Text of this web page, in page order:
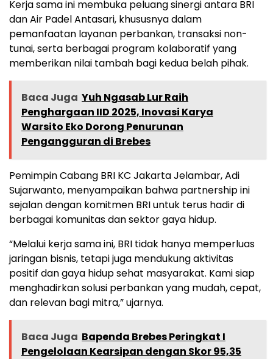
Kerja sama ini membuka peluang sinergi antara BRI
dan Air Padel Antasari, khususnya dalam
pemanfaatan layanan perbankan, transaksi non-
tunai, serta berbagai program kolaboratif yang
memberikan nilai tambah bagi kedua belah pihak.
Baca Juga Yuh Ngasab Lur Raih
Penghargaan IID 2025, Inovasi Karya
Warsito Eko Dorong Penurunan
Pengangguran di Brebes
Pemimpin Cabang BRI KC Jakarta Jelambar, Adi
Sujarwanto, menyampaikan bahwa partnership ini
sejalan dengan komitmen BRI untuk terus hadir di
berbagai komunitas dan sektor gaya hidup.
“Melalui kerja sama ini, BRI tidak hanya memperluas
jaringan bisnis, tetapi juga mendukung aktivitas
positif dan gaya hidup sehat masyarakat. Kami siap
menghadirkan solusi perbankan yang mudah, cepat,
dan relevan bagi mitra,” ujarnya.
Baca Juga Bapenda Brebes Peringkat I
Pengelolaan Kearsipan dengan Skor 95,35